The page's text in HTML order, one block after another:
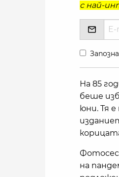
с най-
На 85
беше
юни. Тя
на